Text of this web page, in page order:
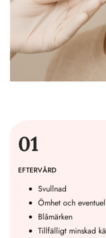
01
EFTERVÅRD
Svullnad
Ömhet och
Blåmärken
Tillfälligt minskad